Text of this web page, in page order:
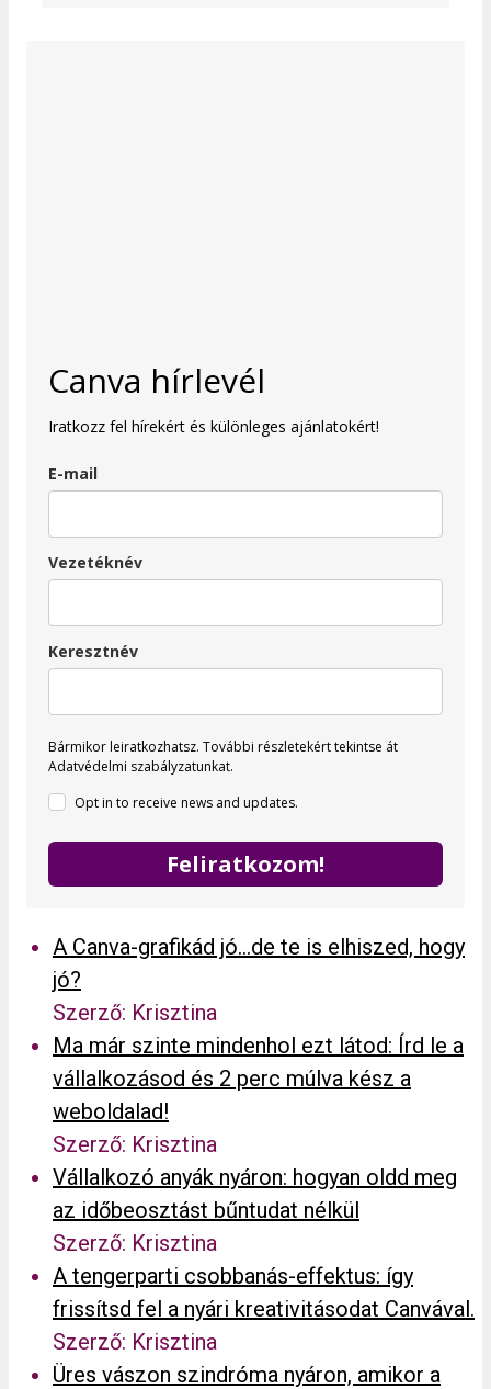
Canva hírlevél
Iratkozz fel hírekért és különleges ajánlatokért!
E-mail
Vezetéknév
Keresztnév
Bármikor leiratkozhatsz. További részletekért tekintse át
Adatvédelmi szabályzatunkat.
Opt in to receive news and updates.
Feliratkozom!
A Canva-grafikád jó…de te is elhiszed, hogy
jó?
Szerző: Krisztina
Ma már szinte mindenhol ezt látod: Írd le a
vállalkozásod és 2 perc múlva kész a
weboldalad!
Szerző: Krisztina
Vállalkozó anyák nyáron: hogyan oldd meg
az időbeosztást bűntudat nélkül
Szerző: Krisztina
A tengerparti csobbanás-effektus: így
frissítsd fel a nyári kreativitásodat Canvával.
Szerző: Krisztina
Üres vászon szindróma nyáron, amikor a